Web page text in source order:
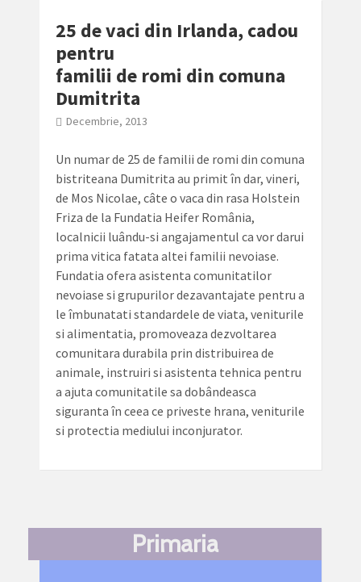
25 de vaci din Irlanda, cadou
pentru
familii de romi din comuna
Dumitrita
Decembrie, 2013
Un numar de 25 de familii de romi din comuna
bistriteana Dumitrita au primit în dar, vineri,
de Mos Nicolae, câte o vaca din rasa Holstein
Friza de la Fundatia Heifer România,
localnicii luându-si angajamentul ca vor darui
prima vitica fatata altei familii nevoiase.
Fundatia ofera asistenta comunitatilor
nevoiase si grupurilor dezavantajate pentru a
le îmbunatati standardele de viata, veniturile
si alimentatia, promoveaza dezvoltarea
comunitara durabila prin distribuirea de
animale, instruiri si asistenta tehnica pentru
a ajuta comunitatile sa dobândeasca
siguranta în ceea ce priveste hrana, veniturile
si protectia mediului inconjurator.
Primaria